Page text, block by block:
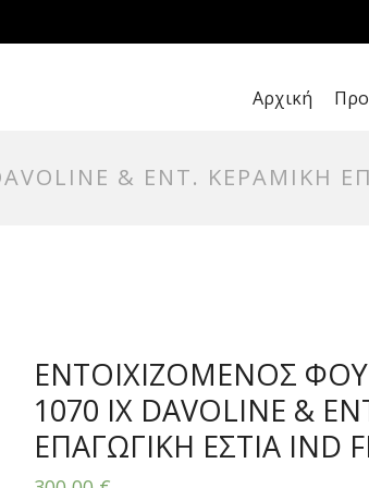
Αρχική
& ΕΝΤ. ΚΕΡΑΜΙΚΗ
ΕΝΤΟΙΧΙΖΟΜΕΝΟΣ
1070 IX DAVOLINE &
ΕΠΑΓΩΓΙΚΗ ΕΣΤΙΑ IND